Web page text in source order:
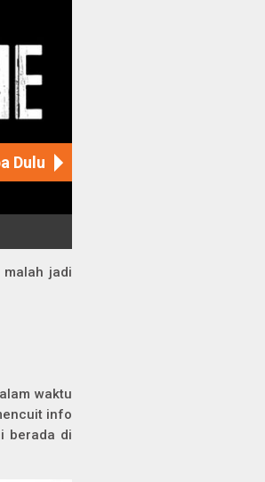
jadi
waktu
info
berada di